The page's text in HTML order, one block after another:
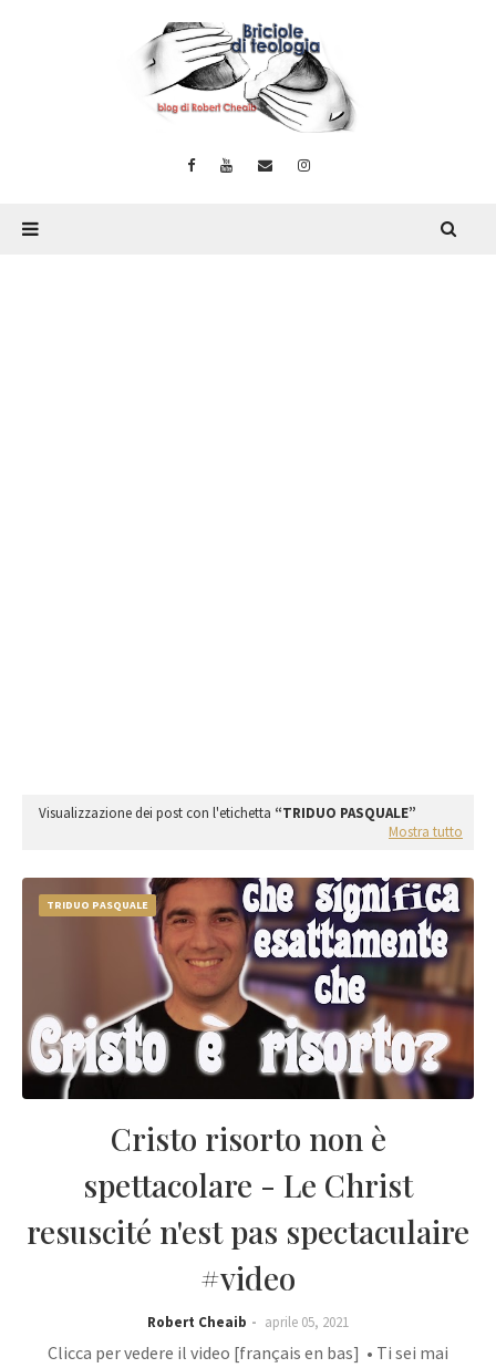
Visualizzazione dei post con l'etichetta
TRIDUO PASQUALE
Mostra tutto
TRIDUO PASQUALE
Cristo risorto non è
spettacolare - Le Christ
resuscité n'est pas spectaculaire
#video
Robert Cheaib aprile 05, 2021
Clicca per vedere il video [français en bas] • Ti sei mai